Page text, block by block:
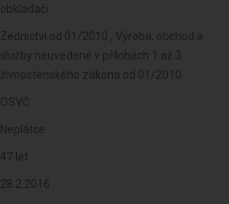
obkladači
Zednictví od 01/2010 , Výroba, obchod a
služby neuvedené v přílohách 1 až 3
živnostenského zákona od 01/2010
OSVČ
Neplátce
47 let
28.2.2016